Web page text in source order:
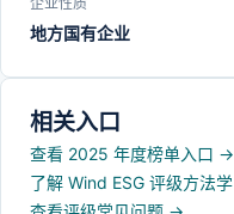
地方国有企业
相关入口
查看 2025 年度榜单入口 →
了解 Wind ESG 评级方法学